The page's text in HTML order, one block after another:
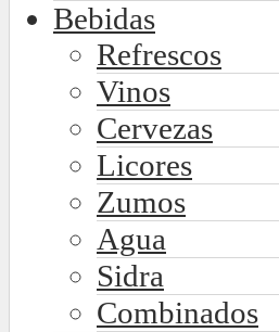
Bebidas
Refrescos
Vinos
Cervezas
Licores
Zumos
Agua
Sidra
Combinados